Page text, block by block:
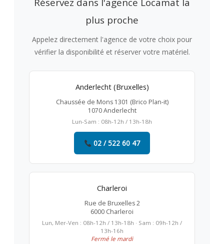
Réservez dans l'agence Locamat la
plus proche
Appelez directement l'agence de votre choix pour
vérifier la disponibilité et réserver votre matériel.
Anderlecht (Bruxelles)
Chaussée de Mons 1301 (Brico Plan-it)
1070 Anderlecht
Lun-Sam : 08h-12h / 13h-18h
02 / 522 60 47
Charleroi
Rue de Bruxelles 2
6000 Charleroi
Lun, Mer-Ven : 08h-12h / 13h-18h · Sam : 09h-12h /
13h-16h
Fermé le mardi